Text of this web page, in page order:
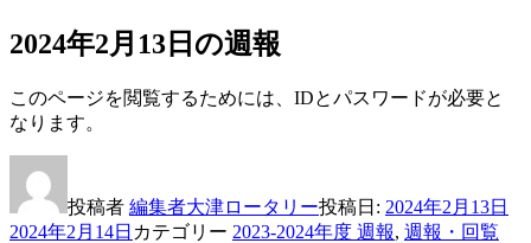
2024年2月13日の週報
このページを閲覧するためには、IDとパスワードが必要と
なります。
投稿者 編集者大津ロータリー投稿日: 2024年2月13日
2024年2月14日 カテゴリー 2023-2024年度 週報, 週報・回覧